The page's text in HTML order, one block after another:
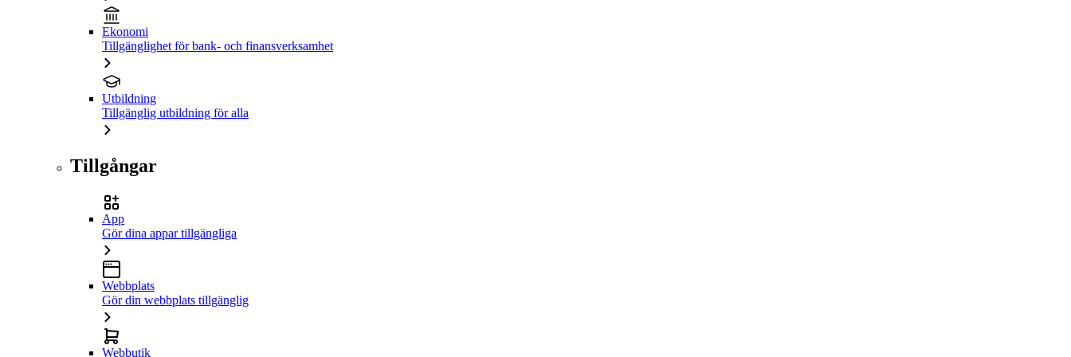
Ekonomi
Tillgänglighet för bank- och finansverksamhet
Utbildning
Tillgänglig utbildning för alla
Tillgångar
App
Gör dina appar tillgängliga
Webbplats
Gör din webbplats tillgänglig
Webbutik